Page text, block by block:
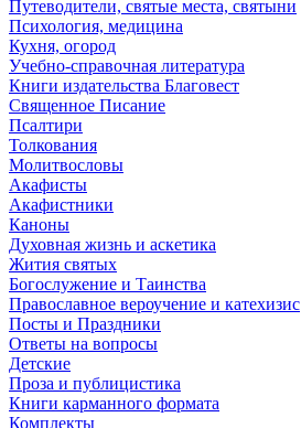
Путеводители, святые места, святыни
Психология, медицина
Кухня, огород
Учебно-справочная литература
Книги издательства Благовест
Священное Писание
Псалтири
Толкования
Молитвословы
Акафисты
Акафистники
Каноны
Духовная жизнь и аскетика
Жития святых
Богослужение и Таинства
Православное вероучение и катехизис
Посты и Праздники
Ответы на вопросы
Детские
Проза и публицистика
Книги карманного формата
Комплекты